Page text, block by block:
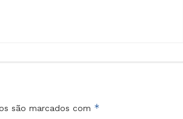
são marcados com *